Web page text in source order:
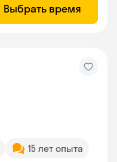
Выбрать время
15 лет опыта